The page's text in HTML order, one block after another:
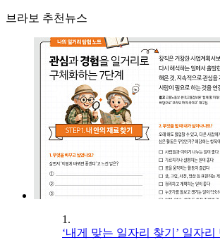
브라보 추천뉴스
1.
‘내게 맞는 일자리 찾기’ 일자리